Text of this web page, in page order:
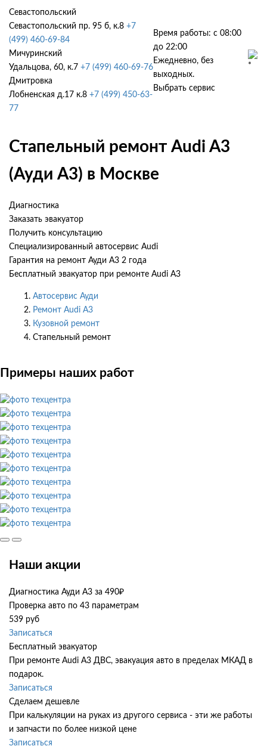
Севастопольский
Севастопольский пр. 95 б, к.8 +7
(499) 460-69-84
Мичуринский
Удальцова, 60, к.7 +7 (499) 460-69-76
Дмитровка
Лобненская д.17 к.8 +7 (499) 450-63-
77
Время работы: с 08:00
до 22:00
Ежедневно, без
выходных.
Выбрать сервис
Стапельный ремонт Audi A3
(Ауди А3) в Москве
Диагностика
Заказать эвакуатор
Получить консультацию
Специализированный автосервис Audi
Гарантия на ремонт Ауди А3 2 года
Бесплатный эвакуатор при ремонте Audi A3
Автосервис Ауди
Ремонт Audi A3
Кузовной ремонт
Стапельный ремонт
Примеры наших работ
Наши акции
Диагностика Ауди А3 за 490₽
Проверка авто по 43 параметрам
539 руб
Записаться
Бесплатный эвакуатор
При ремонте Audi A3 ДВС, эвакуация авто в пределах МКАД в
подарок.
Записаться
Сделаем дешевле
При калькуляции на руках из другого сервиса - эти же работы
и запчасти по более низкой цене
Записаться